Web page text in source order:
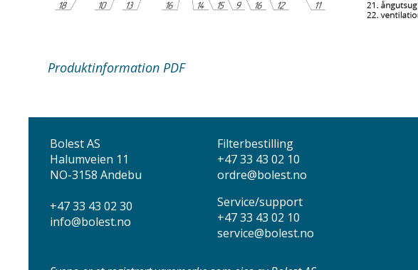
Produktinformation PDF
Bolest AS
Halumveien 11
NO-3158 Andebu
+47 33 43 02 30
info@bolest.no
Filterbestilling
+47 33 43 02 10
ordre@bolest.no
Service/support
+47 33 43 02 10
service@bolest.no